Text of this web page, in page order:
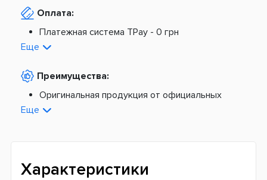
Из Европы от
Платная доставка по Украине:
По тарифам Укрпочты
Платная доставка из Европы:
Новая почта -
Оплата:
Платежная система TPay - 0 грн
На расчетный счет -
Еще
Преимущества:
Оригинальная продукция от официальных
поставщиков
Еще
Характеристики